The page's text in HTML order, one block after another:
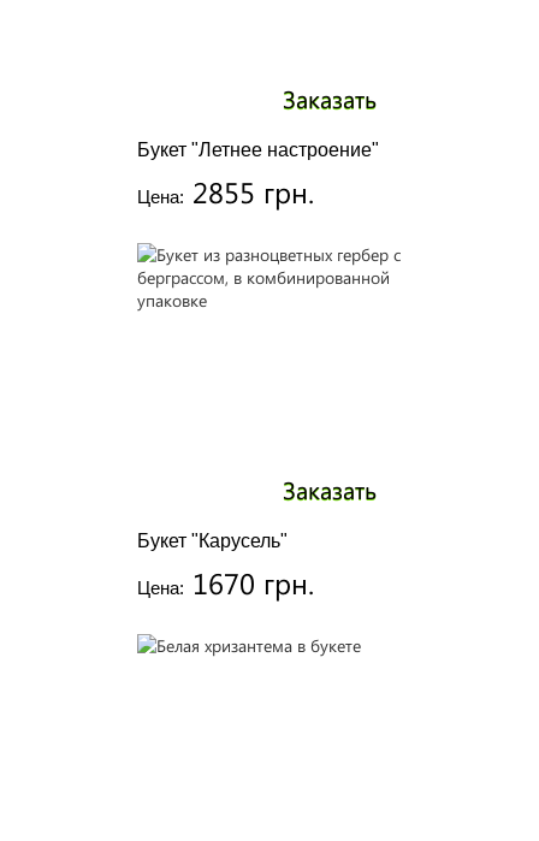
Букет "Летнее настроение"
Цена: 2855 грн.
Заказать
Букет "Карусель"
Цена: 1670 грн.
Заказать